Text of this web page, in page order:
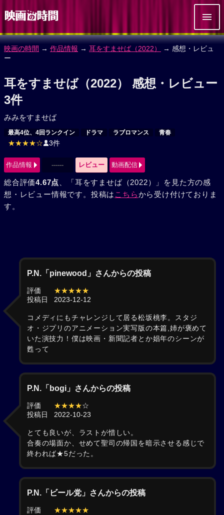
映画の時間 → 作品情報 → 耳をすませば（2022）
→ 感想・レビュ
ー
耳をすませば（2022） 感想・レビュー
3件
みみをすませば
最高4位、4回ランクイン ドラマ ラブロマンス 青春
★★★★☆ 3件
作品情報 ------ レビュー 動画配信
総合評価4.67点 、「耳をすませば（2022）」を見た方の感
想・レビュー情報です。投稿は こちらから受け付けておりま
す。
P.N.「pinewood」さんからの投稿
評価
★★★★★
投稿日
2023-12-12
コメディにもチャレンジして居る松坂桃李。スタジ
オ・ジプリのアニメーション実写版の本篇,姉が褒めて
いた演技力！僕は映画・新聞記者とか娼年のシーンが
甦って
P.N.「bogi」さんからの投稿
評価 ★★★★☆
投稿日
2022-10-23
とても良いが、ラストが惜しい。
合奏の場面か、せめて聖司の帰国を暗示させる感じで
終われば★5だった。
P.N.「ビール党」さんからの投稿
評価
★★★★★